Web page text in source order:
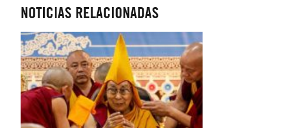
NOTICIAS RELACIONADAS